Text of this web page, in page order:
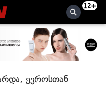
12+
ევროსთან